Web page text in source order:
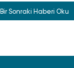
Bir Sonraki Haberi Oku